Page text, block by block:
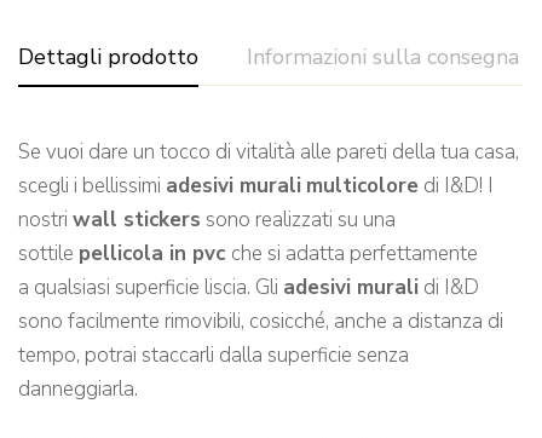
Dettagli prodotto Informazioni sulla consegna
Se vuoi dare un tocco di vitalità alle pareti della tua casa,
scegli i bellissimi adesivi murali multicolore di I&D! I
nostri wall stickers sono realizzati su una
sottile pellicola in pvc che si adatta perfettamente
a qualsiasi superficie liscia. Gli adesivi murali di I&D
sono facilmente rimovibili, cosicché, anche a distanza di
tempo, potrai staccarli dalla superficie senza
danneggiarla.